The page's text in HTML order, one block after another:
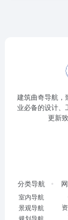
建筑曲奇导航
业必备的设计
更新
分类导航
室内导航
景观导航